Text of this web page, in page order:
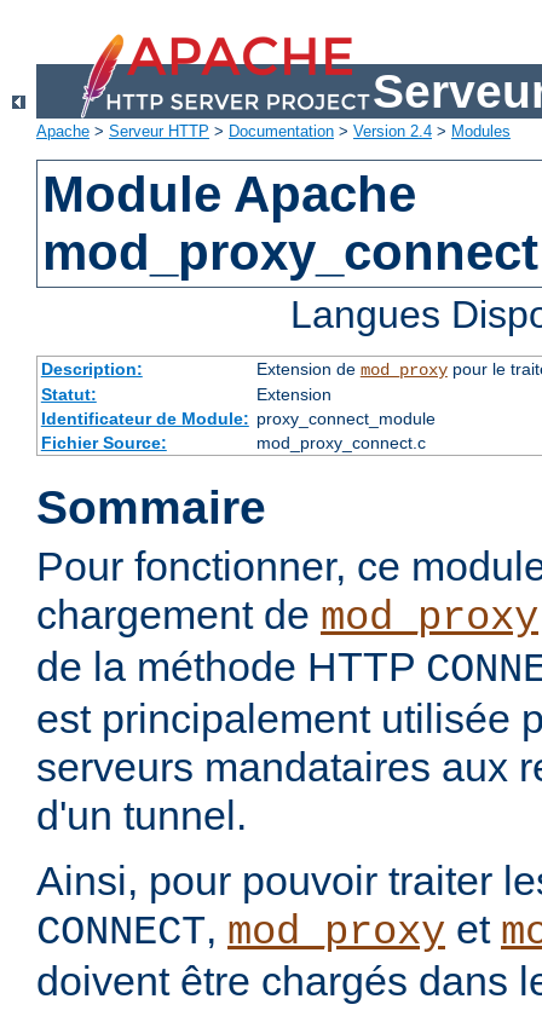
Apache > Serveur HTTP > Documentation > Version 2.4 > Modules
Module Apache
mod_proxy_connect
Langues
Description: Extension de mod_proxypour le
Statut:
Extension
Identificateur de Module: proxy_connect_module
Fichier Source:
mod_proxy_connect.c
Sommaire
Pour fonctionner, ce
chargement de mod_proxy
de la méthode HTTP
est principalement utilisée
serveurs mandataires aux
d'un tunnel.
Ainsi, pour pouvoir traiter
CONNECT, mod_proxy et
doivent être chargés dans